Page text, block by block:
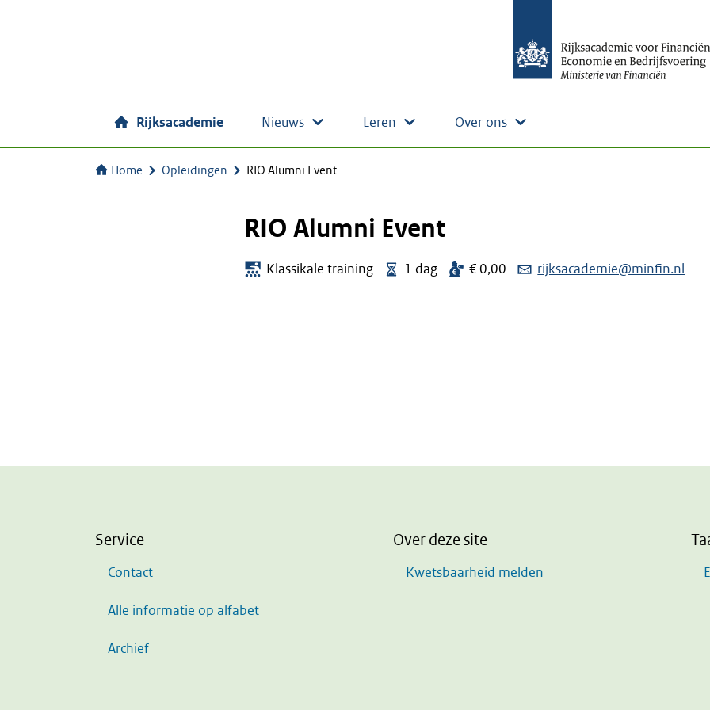
Rijksacademie Nieuws Leren Over ons
Home Opleidingen RIO Alumni Event
RIO Alumni Event
Klassikale training 1 dag € 0,00 rijksacademie@minfin.nl
Service
Contact
Alle informatie op alfabet
Archief
Over deze site
Kwetsbaarheid melden